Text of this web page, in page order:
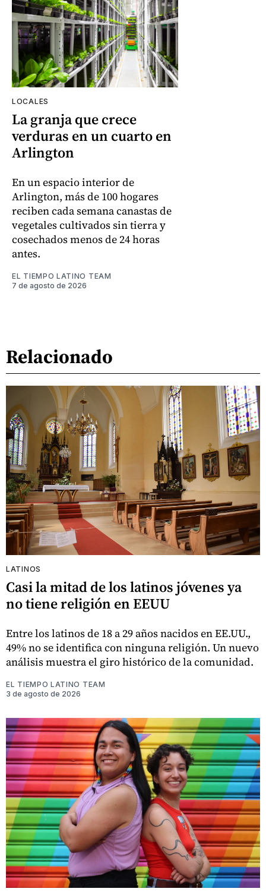
LOCALES
La granja que crece
verduras en un cuarto en
Arlington
En un espacio interior de
Arlington, más de 100 hogares
reciben cada semana canastas de
vegetales cultivados sin tierra y
cosechados menos de 24 horas
antes.
EL TIEMPO LATINO TEAM
7 de agosto de 2026
Relacionado
LATINOS
Casi la mitad de los latinos jóvenes ya
no tiene religión en EEUU
Entre los latinos de 18 a 29 años nacidos en EE.UU.,
49% no se identifica con ninguna religión. Un nuevo
análisis muestra el giro histórico de la comunidad.
EL TIEMPO LATINO TEAM
3 de agosto de 2026